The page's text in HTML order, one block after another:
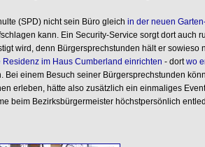
(SPD) nicht sein Büro gleich in der neuen
kann. Ein Security-Service sorgt dort auch
wird, denn Bürgersprechstunden hält er sowieso
Residenz im Haus Cumberland einrichten - dortwo
einem Besuch seiner Bürgersprechstunden
erleben, hätte also zusätzlich ein einmaliges
beim Bezirksbürgermeister höchstpersönlich